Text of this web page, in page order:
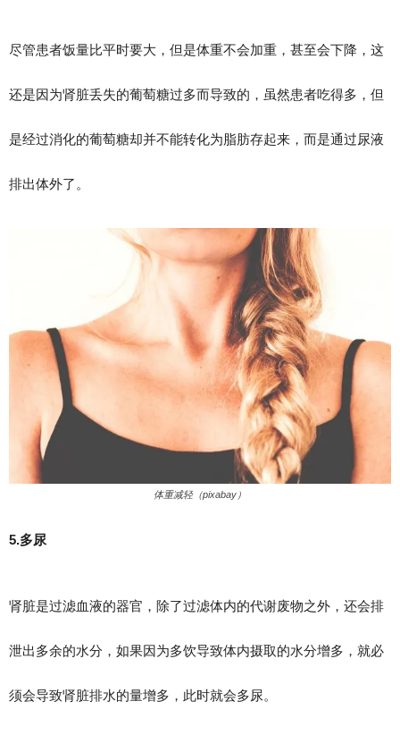
尽管患者饭量比平时要大，但是体重不会加重，甚至会下降，这
还是因为肾脏丢失的葡萄糖过多而导致的，虽然患者吃得多，但
是经过消化的葡萄糖却并不能转化为脂肪存起来，而是通过尿液
排出体外了。
体重减轻（pixabay）
5.多尿
肾脏是过滤血液的器官，除了过滤体内的代谢废物之外，还会排
泄出多余的水分，如果因为多饮导致体内摄取的水分增多，就必
须会导致肾脏排水的量增多，此时就会多尿。